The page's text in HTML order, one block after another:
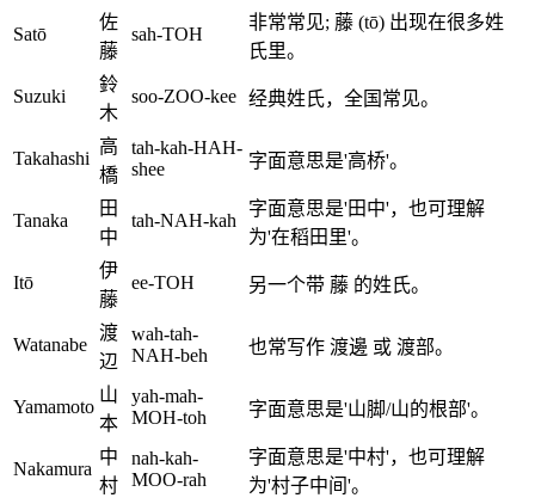
Satō
佐
藤
sah-TOH
非常常见; 藤 (tō) 出现在很多姓
氏里。
Suzuki
鈴
木
soo-ZOO-kee 经典姓氏，全国常见。
Takahashi
高
橋
tah-kah-HAH-
shee
字面意思是'高桥'。
Tanaka
田
中
tah-NAH-kah
字面意思是'田中'，也可理解
为'在稻田里'。
Itō
伊
藤
ee-TOH 另一个带 藤 的姓氏。
Watanabe
渡
辺
wah-tah-
NAH-beh
也常写作 渡邊 或 渡部。
Yamamoto
山
本
yah-mah-
MOH-toh
字面意思是'山脚/山的根部'。
Nakamura
中
村
nah-kah-
MOO-rah
字面意思是'中村'，也可理解
为'村子中间'。